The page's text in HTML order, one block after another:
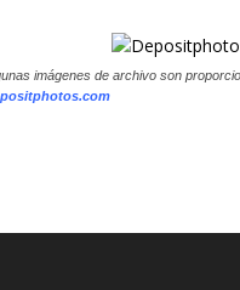
imágenes de archivo son